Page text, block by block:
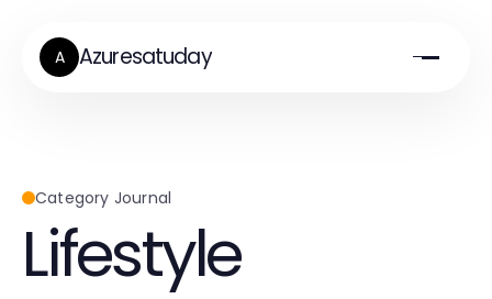
A Azuresatuday
Category Journal
Lifestyle